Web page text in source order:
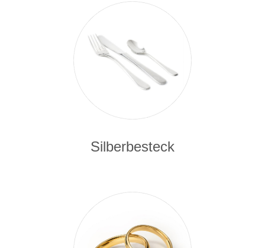
Silberbesteck